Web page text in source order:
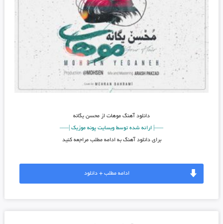
دانلود آهنگموهات از محسن یگانه
—–| ارائه شده توسط وبسایت پونه موزیک |—–
برای دانلود آهنگ به ادامه مطلب مراجعه کنید
ادامه مطلب + دانلود